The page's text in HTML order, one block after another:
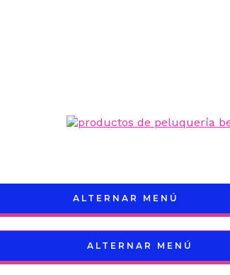
ALTERNAR MENÚ
ALTERNAR MENÚ